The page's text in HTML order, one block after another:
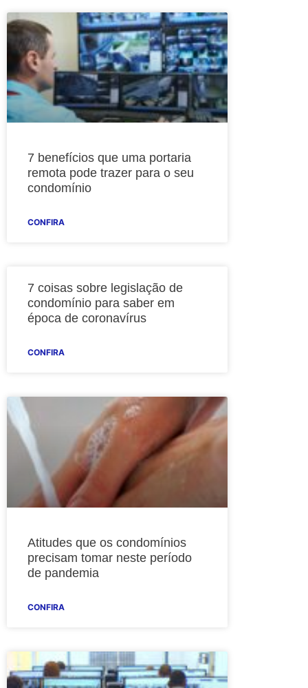
7 benefícios que uma portaria
remota pode trazer para o seu
condomínio
CONFIRA
7 coisas sobre legislação de
condomínio para saber em
época de coronavírus
CONFIRA
Atitudes que os condomínios
precisam tomar neste período
de pandemia
CONFIRA